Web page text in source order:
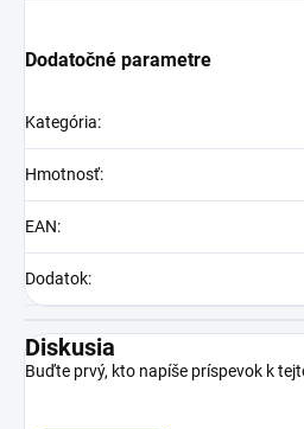
Dodatočné parametre
Kategória:
Hmotnosť:
EAN:
Dodatok:
Diskusia
Buďte prvý, kto napíše príspevok k